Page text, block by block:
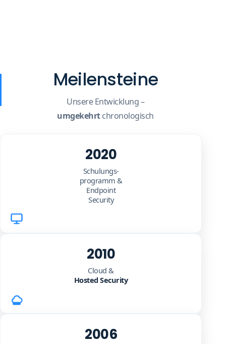
Meilensteine
Unsere Entwicklung –
umgekehrtchronologisch
2020
Schulungs-
programm &
Endpoint
Security
2010
Cloud &
Hosted Security
2006